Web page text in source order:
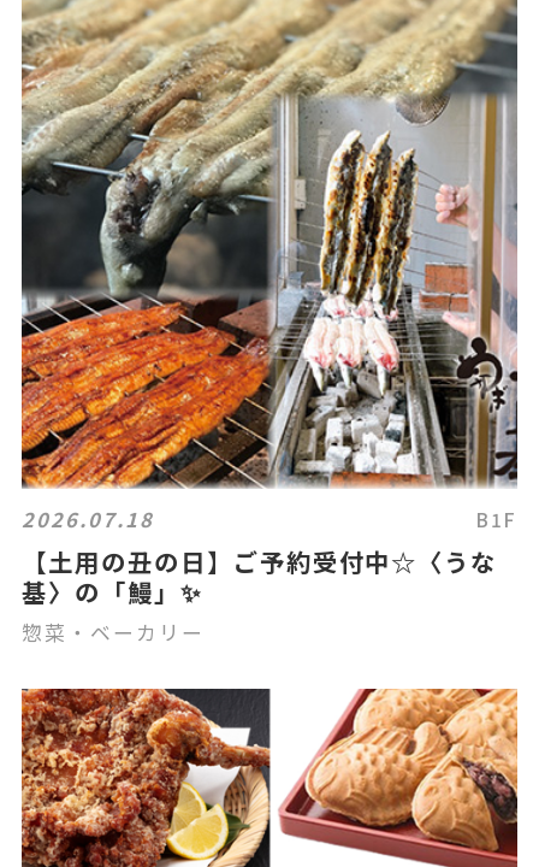
2026.07.18 B1F
【土用の丑の日】ご予約受付中☆〈うな
基〉の「鰻」✨
惣菜・ベーカリー